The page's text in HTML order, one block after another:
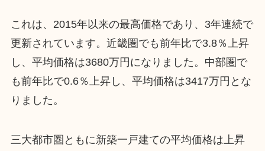
これは、2015年以来の最高価格であり、3年連続で
更新されています。近畿圏でも前年比で3.8％上昇
し、平均価格は3680万円になりました。中部圏で
も前年比で0.6％上昇し、平均価格は3417万円とな
りました。
三大都市圏ともに新築一戸建ての平均価格は上昇